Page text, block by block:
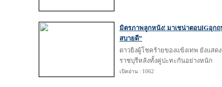
มิตรภาพลูกหนัง! มาเชน่าตอบIGอุก
สบายดี”
ดาวยิงผู้โชคร้ายของแข้งเทพ ยังแส
ราชบุรีหลังทั้งคู่ปะทะกันอย่างหนัก
เปิดอ่าน : 1062